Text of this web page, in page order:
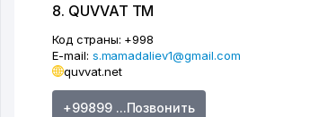
8. QUVVAT ТМ
Код страны: +998
E-mail: s.mamadaliev1@gmail.com
quvvat.net
+99899 ...Позвонить